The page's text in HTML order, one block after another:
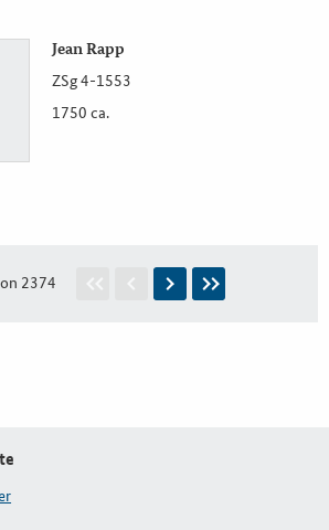
Jean Rapp
ZSg 4-1553
1750 ca.
2374